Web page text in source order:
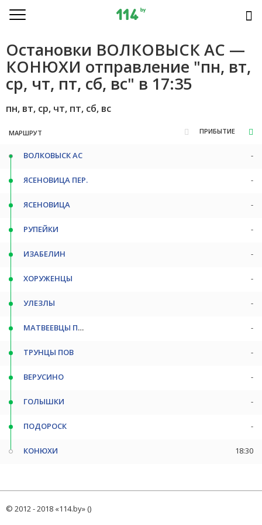
Остановки ВОЛКОВЫСК АС —
КОНЮХИ отправление "пн, вт,
ср, чт, пт, сб, вс" в 17:35
пн, вт, ср, чт, пт, сб, вс
МАРШРУТ ПРИБЫТИЕ
ВОЛКОВЫСК АС -
ЯСЕНОВИЦА ПЕР. -
ЯСЕНОВИЦА -
РУПЕЙКИ -
ИЗАБЕЛИН -
ХОРУЖЕНЦЫ -
УЛЕЗЛЫ -
МАТВЕЕВЦЫ ПОВ -
ТРУНЦЫ ПОВ -
ВЕРУСИНО -
ГОЛЫШКИ -
ПОДОРОСК -
КОНЮХИ 18:30
© 2012 - 2018 «114.by» ()